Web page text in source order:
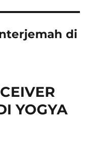
di
YOGYA